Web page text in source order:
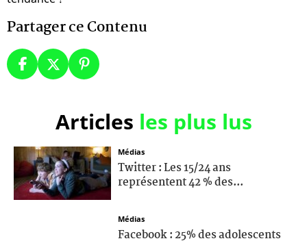
Partager ce Contenu
Articles les plus lus
Médias
Twitter : Les 15/24 ans
représentent 42 % des...
Médias
Facebook : 25% des adolescents